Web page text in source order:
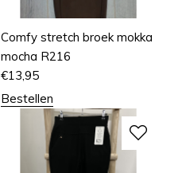
Comfy stretch broek mokka
mocha R216
€13,95
Bestellen